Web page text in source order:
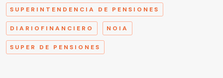
SUPERINTENDENCIA DE PENSIONES
DIARIOFINANCIERO NOIA
SUPER DE PENSIONES